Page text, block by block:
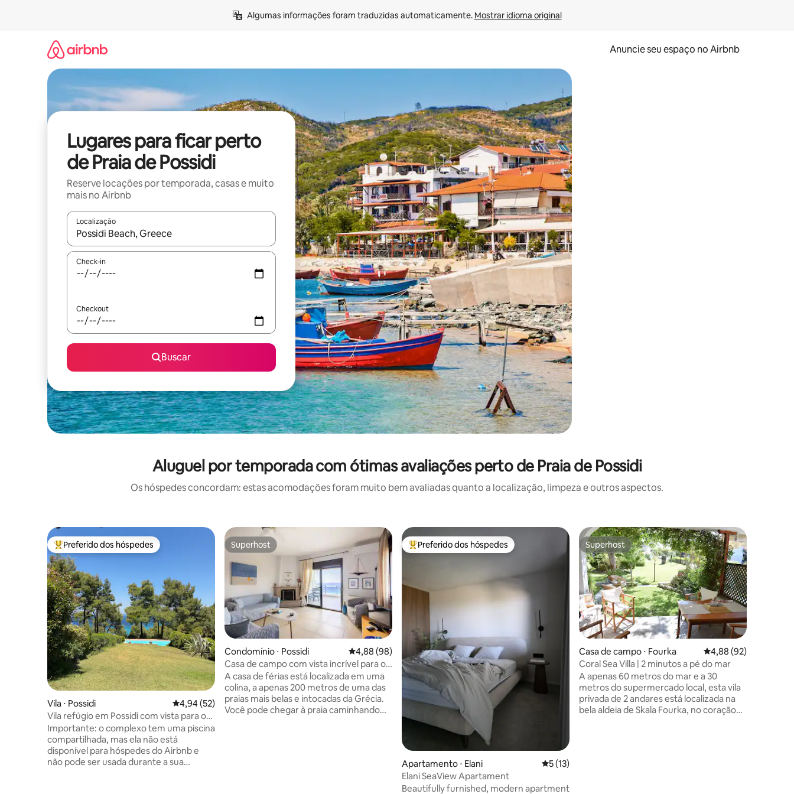
Algumas informações foram traduzidas automaticamente. Mostrar idioma original
Anuncie seu espaço no Airbnb
Lugares para ficar perto
de Praia de Possidi
Reserve locações por temporada, casas e muito
mais no Airbnb
Localização
Quando os resultados estiverem disponíveis, explore-os usando as seta para cima e para baixo do teclado ou tocando e deslizando o dedo na tela.
Check-in
Checkout
Buscar
Aluguel por temporada com ótimas avaliações perto de Praia de Possidi
Os hóspedes concordam: estas acomodações foram muito bem avaliadas quanto a localização, limpeza e outros aspectos.
Entre os melhores preferidos dos hóspedes
Preferido dos hóspedes
Vila ⋅ Possidi 4,94 de uma avaliação média de 5, 52 avaliações
4,94 (52)
Vila refúgio em Possidi com vista para o
mar – sem uso da piscina
Importante: o complexo tem uma piscina
compartilhada, mas ela não está
disponível para hóspedes do Airbnb e
não pode ser usada durante a sua
Superhost
Superhost
Condomínio ⋅ Possidi 4,88 de uma avaliação média de 5, 98 avaliações
4,88 (98)
Casa de campo com vista incrível para o
mar.
A casa de férias está localizada em uma
colina, a apenas 200 metros de uma das
praias mais belas e intocadas da Grécia.
Você pode chegar à praia caminhando
Entre os melhores preferidos dos hóspedes
Preferido dos hóspedes
Apartamento ⋅ Elani 5 de uma avaliação média de 5, 13 avaliações
5 (13)
Elani SeaView Apartament
Beautifully furnished, modern apartment
Superhost
Superhost
Casa de campo ⋅ Fourka 4,88 de uma
4,88 (92)
Coral Sea Villa | 2 minutos a pé do mar
A apenas 60 metros do mar e a 30
metros do supermercado local, esta vila
privada de 2 andares está localizada na
bela aldeia de Skala Fourka, no coração